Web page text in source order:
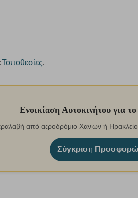
Τοποθεσίες.
Ενοικίαση Αυτοκινήτου για
από αεροδρόμιο Χανίων ή Ηρακλείου
Σύγκριση